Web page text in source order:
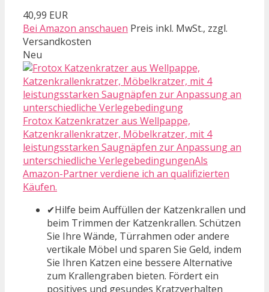
40,99 EUR
Bei Amazon anschauen Preis inkl. MwSt., zzgl.
Versandkosten
Neu
Frotox Katzenkratzer aus Wellpappe,
Katzenkrallenkratzer, Möbelkratzer, mit 4
leistungsstarken Saugnäpfen zur Anpassung an
unterschiedliche VerlegebedingungenAls
Amazon-Partner verdiene ich an qualifizierten
Käufen.
✔Hilfe beim Auffüllen der Katzenkrallen und
beim Trimmen der Katzenkrallen. Schützen
Sie Ihre Wände, Türrahmen oder andere
vertikale Möbel und sparen Sie Geld, indem
Sie Ihren Katzen eine bessere Alternative
zum Krallengraben bieten. Fördert ein
positives und gesundes Kratzverhalten